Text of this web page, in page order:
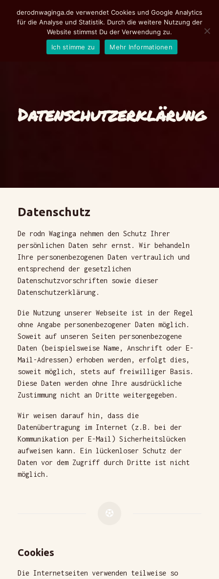
Fotoalbum
Datenschutzerklärung
Datenschutz
De rodn Waginga nehmen den Schutz Ihrer
persönlichen Daten sehr ernst. Wir behandeln
Ihre personenbezogenen Daten vertraulich und
entsprechend der gesetzlichen
Datenschutzvorschriften sowie dieser
Datenschutzerklärung.
Die Nutzung unserer Webseite ist in der Regel
ohne Angabe personenbezogener Daten möglich.
Soweit auf unseren Seiten personenbezogene
Daten (beispielsweise Name, Anschrift oder E-
Mail-Adressen) erhoben werden, erfolgt dies,
soweit möglich, stets auf freiwilliger Basis.
Diese Daten werden ohne Ihre ausdrückliche
Zustimmung nicht an Dritte weitergegeben.
Wir weisen darauf hin, dass die
Datenübertragung im Internet (z.B. bei der
Kommunikation per E-Mail) Sicherheitslücken
aufweisen kann. Ein lückenloser Schutz der
Daten vor dem Zugriff durch Dritte ist nicht
möglich.
Cookies
Die Internetseiten verwenden teilweise so
derodnwaginga.de verwendet Cookies und Google Analytics
für die Analyse und Statistik. Durch die weitere Nutzung der
Website stimmst Du der Verwendung zu.
Ich stimme zu
Mehr Informationen